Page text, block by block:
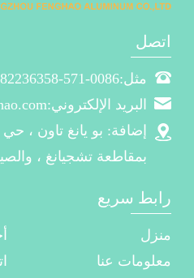
اتصل
مثل:0086-571-82236358
البريد الإلكتروني:mia@hzfenghao.com
إضافة: بو يانغ تاون ،
بمقاطعة تشجيانغ ،
رابط سريع
منزل
معلومات عنا